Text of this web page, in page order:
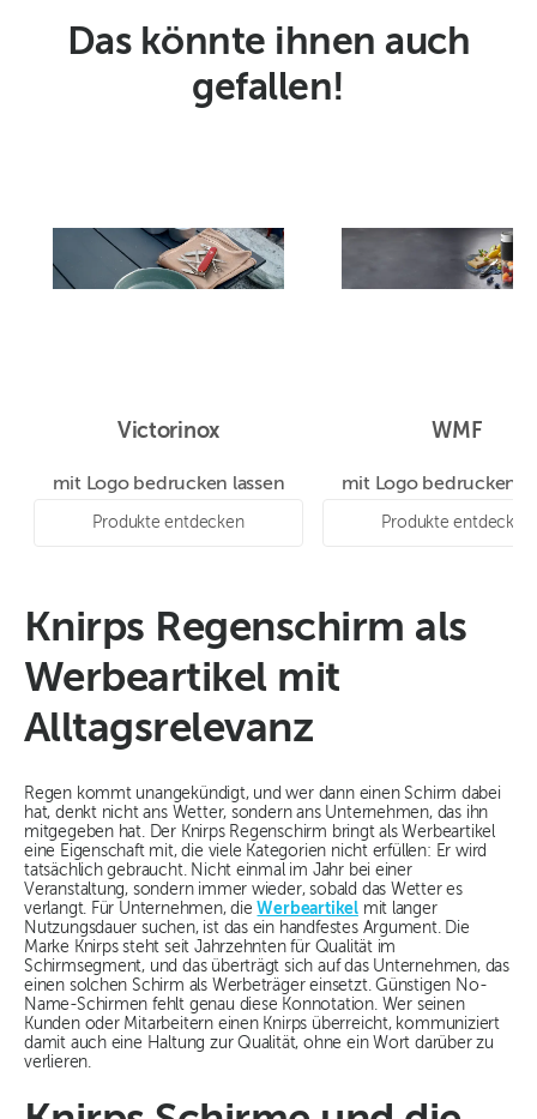
Das könnte ihnen auch
gefallen!
Victorinox
mit Logo bedrucken lassen
Produkte entdecken
WMF
mit Logo bedrucken
Produkte entdecken
Knirps Regenschirm als
Werbeartikel mit
Alltagsrelevanz
Regen kommt unangekündigt, und wer dann einen Schirm dabei
hat, denkt nicht ans Wetter, sondern ans Unternehmen, das ihn
mitgegeben hat. Der Knirps Regenschirm bringt als Werbeartikel
eine Eigenschaft mit, die viele Kategorien nicht erfüllen: Er wird
tatsächlich gebraucht. Nicht einmal im Jahr bei einer
Veranstaltung, sondern immer wieder, sobald das Wetter es
verlangt. Für Unternehmen, die Werbeartikelmit langer
Nutzungsdauer suchen, ist das ein handfestes Argument. Die
Marke Knirps steht seit Jahrzehnten für Qualität im
Schirmsegment, und das überträgt sich auf das Unternehmen, das
einen solchen Schirm als Werbeträger einsetzt. Günstigen No-
Name-Schirmen fehlt genau diese Konnotation. Wer seinen
Kunden oder Mitarbeitern einen Knirps überreicht, kommuniziert
damit auch eine Haltung zur Qualität, ohne ein Wort darüber zu
verlieren.